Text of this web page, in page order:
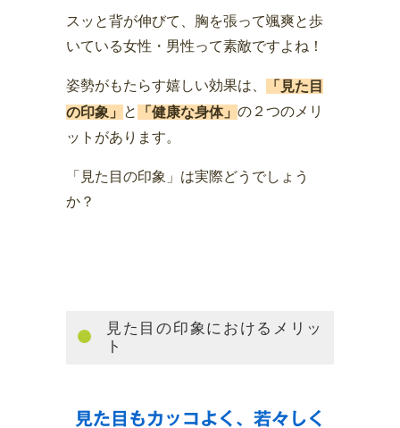
スッと背が伸びて、胸を張って颯爽と歩
いている女性・男性って素敵ですよね！
姿勢がもたらす嬉しい効果は、
「見た目
の印象」
と 「健康な身体」 の２つのメリ
ットがあります。
「見た目の印象」は実際どうでしょう
か？
見た目の印象におけるメリッ
ト
見た目もカッコよく、若々しく